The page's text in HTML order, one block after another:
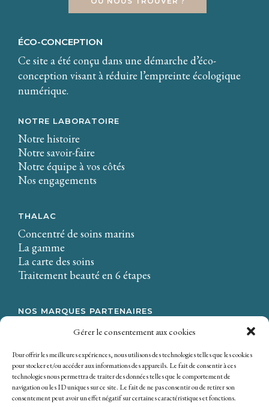
Gérer le consentement aux cookies
Pour offrir les meilleures expériences, nous utilisons des technologies telles que les cookies
pour stocker et/ou accéder aux informations des appareils. Le fait de consentir à ces
technologies nous permettra de traiter des données telles que le comportement de
navigation ou les ID uniques sur ce site. Le fait de ne pas consentir ou de retirer son
consentement peut avoir un effet négatif sur certaines caractéristiques et fonctions.
ÉCO-CONCEPTION
Ce site a été conçu dans une démarche d’éco-
conception visant à réduire l’empreinte écologique
numérique.
NOTRE LABORATOIRE
Notre histoire
Notre savoir-faire
Notre équipe à vos côtés
Nos engagements
THALAC
Concentré de soins marins
La gamme
La carte des soins
Traitement beauté en 6 étapes
NOS MARQUES PARTENAIRES
Mondial Beauté